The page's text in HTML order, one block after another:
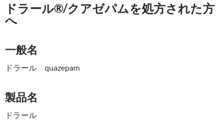
ドラール®/クアゼパムを処方された方
へ
一般名
ドラール quazepam
製品名
ドラール